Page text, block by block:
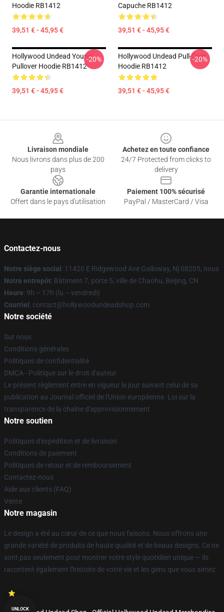
Hoodie RB1412
39,51 € - 45,95 €
Capuche RB1412
39,51 € - 45,95 €
Hollywood Undead Young
Pullover Hoodie RB1412
39,51 € - 45,95 €
-20%
Hollywood Undead Pull-Over
Hoodie RB1412
39,51 € - 45,95 €
-20%
Livraison mondiale
Nous livrons dans plus de 200
pays
Achetez en toute confiance
24/7 Protected from clicks to
delivery
Garantie internationale
Offert dans le pays d'utilisation
Paiement 100% sécurisé
PayPal / MasterCard / Visa
Contactez-nous
Notre siège social : 11420 E Ridgewood Ave Galloway, Nj 08205, nous
Notre entrepôt: Bâtiment 7, porte 5, ville de Chaohu, Beijing, CN
Heure: 9h – 17h (lu – vendredi)
Courriel : contact@hollywoodundeadshop.com
Notre société
Sur nous
Conditions générales
Politiques de confidentialité
DMCA - Politique sur le droit d'auteur
Le présent règlement entre en vigueur le jour suivant celui de sa
publication au Journal officiel de l'Union européenne. Loi sur la
transparence de la chaîne d'approvisionnement
Notre soutien
Politiques d'expédition et de livraison
Conditions de paiement
Politiques de retour et de remboursement
Contactez-nous
Aide aux clients (FAQ)
Vente
Notre magasin
Le design a été au cœur de ce que nous faisons. Nous offrons une
grande variété de produits de haute qualité et de beaux designs. Ce ne
sont pas seulement pour montrer votre style quotidien unique — ils
racontent également l'histoire de votre vie et les gens que vous aimez.
UNLOCK